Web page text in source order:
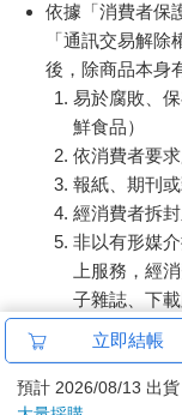
依據「消費者保
「通訊交易解
後，除商品本身
易於腐敗、
鮮食品）
依消費者要
報紙、期刊
經消費者拆
非以有形媒
上服務，經
子雜誌、下
已拆封之個
若非上列種類商
立即結帳
預計 2026/08/13 出貨